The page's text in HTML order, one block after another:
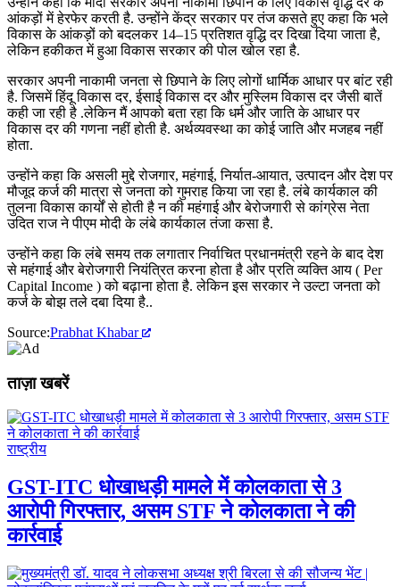
आंकड़ों में हेरफेर करती है. उन्होंने केंद्र सरकार पर तंज कसते हुए कहा कि भले
विकास के आंकड़ों को बदलकर 14–15 प्रतिशत वृद्धि दर दिखा दिया जाता है,
लेकिन हकीकत में हुआ विकास सरकार की पोल खोल रहा है.
सरकार अपनी नाकामी जनता से छिपाने के लिए लोगों धार्मिक आधार पर बांट रही
है. जिसमें हिंदू विकास दर, ईसाई विकास दर और मुस्लिम विकास दर जैसी बातें
कही जा रही है .लेकिन मैं आपको बता रहा कि धर्म और जाति के आधार पर
विकास दर की गणना नहीं होती है. अर्थव्यवस्था का कोई जाति और मजहब नहीं
होता.
उन्होंने कहा कि असली मुद्दे रोजगार, महंगाई, निर्यात-आयात, उत्पादन और देश पर
मौजूद कर्ज की मात्रा से जनता को गुमराह किया जा रहा है. लंबे कार्यकाल की
तुलना विकास कार्यों से होती है न की महंगाई और बेरोजगारी से कांग्रेस नेता
उदित राज ने पीएम मोदी के लंबे कार्यकाल तंजा कसा है.
उन्होंने कहा कि लंबे समय तक लगातार निर्वाचित प्रधानमंत्री रहने के बाद देश
से महंगाई और बेरोजगारी नियंत्रित करना होता है और प्रति व्यक्ति आय ( Per
Capital Income ) को बढ़ाना होता है. लेकिन इस सरकार ने उल्टा जनता को
कर्ज के बोझ तले दबा दिया है..
Source:Prabhat Khabar
ताज़ा खबरें
राष्ट्रीय
GST-ITC धोखाधड़ी मामले में कोलकाता से 3
आरोपी गिरफ्तार, असम STF ने कोलकाता ने की
कार्रवाई